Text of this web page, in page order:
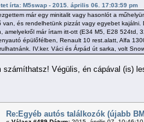
írta: M5swap - 2015. április 06. 17:03:59 pm
már egy minitalit vagy hasonlót a
van, és rendelhetünk pizzát vagy egyebet kajálni.
amelyekről már írtam itt-ott (E34 M5, E28 524td,
épülőfélben, Renault 10 rest.alatt, Alfa
IV.ker. Váci és Árpád út sarka, volt
számíthatsz! Végülis, én cápával (is)
Re:Egyéb autós találkozók (újabb